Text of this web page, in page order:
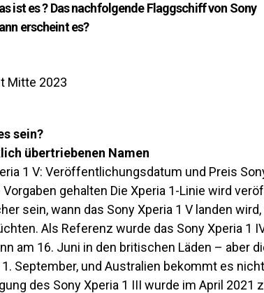
ist es ?Das nachfolgende Flaggschiff von Sony
erscheint es?
Mitte 2023
sein?
übertriebenen Namen
1 V: Veröffentlichungsdatum und Preis
Vorgaben gehalten Die Xperia 1-Linie wird
sein, wann das Sony Xperia 1 V landen
Als Referenz wurde das Sony Xperia 1
am 16. Juni in den britischen Läden – aber
September, und Australien bekommt es
des Sony Xperia 1 III wurde im April 2021